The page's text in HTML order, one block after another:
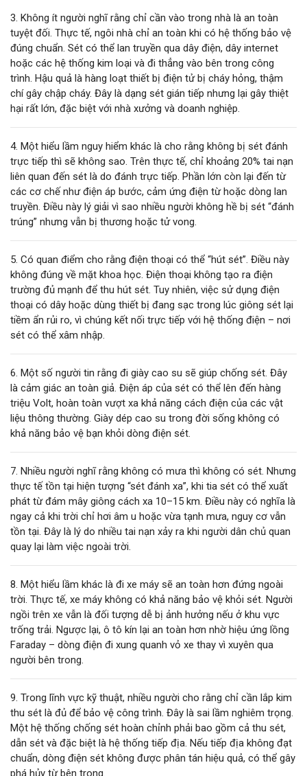
3. Không ít người nghĩ rằng chỉ cần vào trong nhà là an toàn
tuyệt đối. Thực tế, ngôi nhà chỉ an toàn khi có hệ thống bảo vệ
đúng chuẩn. Sét có thể lan truyền qua dây điện, dây internet
hoặc các hệ thống kim loại và đi thẳng vào bên trong công
trình. Hậu quả là hàng loạt thiết bị điện tử bị cháy hỏng, thậm
chí gây chập cháy. Đây là dạng sét gián tiếp nhưng lại gây thiệt
hại rất lớn, đặc biệt với nhà xưởng và doanh nghiệp.
4. Một hiểu lầm nguy hiểm khác là cho rằng không bị sét đánh
trực tiếp thì sẽ không sao. Trên thực tế, chỉ khoảng 20% tai nạn
liên quan đến sét là do đánh trực tiếp. Phần lớn còn lại đến từ
các cơ chế như điện áp bước, cảm ứng điện từ hoặc dòng lan
truyền. Điều này lý giải vì sao nhiều người không hề bị sét “đánh
trúng” nhưng vẫn bị thương hoặc tử vong.
5. Có quan điểm cho rằng điện thoại có thể “hút sét”. Điều này
không đúng về mặt khoa học. Điện thoại không tạo ra điện
trường đủ mạnh để thu hút sét. Tuy nhiên, việc sử dụng điện
thoại có dây hoặc dùng thiết bị đang sạc trong lúc giông sét lại
tiềm ẩn rủi ro, vì chúng kết nối trực tiếp với hệ thống điện – nơi
sét có thể xâm nhập.
6. Một số người tin rằng đi giày cao su sẽ giúp chống sét. Đây
là cảm giác an toàn giả. Điện áp của sét có thể lên đến hàng
triệu Volt, hoàn toàn vượt xa khả năng cách điện của các vật
liệu thông thường. Giày dép cao su trong đời sống không có
khả năng bảo vệ bạn khỏi dòng điện sét.
7. Nhiều người nghĩ rằng không có mưa thì không có sét. Nhưng
thực tế tồn tại hiện tượng “sét đánh xa”, khi tia sét có thể xuất
phát từ đám mây giông cách xa 10–15 km. Điều này có nghĩa là
ngay cả khi trời chỉ hơi âm u hoặc vừa tạnh mưa, nguy cơ vẫn
tồn tại. Đây là lý do nhiều tai nạn xảy ra khi người dân chủ quan
quay lại làm việc ngoài trời.
8. Một hiểu lầm khác là đi xe máy sẽ an toàn hơn đứng ngoài
trời. Thực tế, xe máy không có khả năng bảo vệ khỏi sét. Người
ngồi trên xe vẫn là đối tượng dễ bị ảnh hưởng nếu ở khu vực
trống trải. Ngược lại, ô tô kín lại an toàn hơn nhờ hiệu ứng lồng
Faraday – dòng điện đi xung quanh vỏ xe thay vì xuyên qua
người bên trong.
9. Trong lĩnh vực kỹ thuật, nhiều người cho rằng chỉ cần lắp kim
thu sét là đủ để bảo vệ công trình. Đây là sai lầm nghiêm trọng.
Một hệ thống chống sét hoàn chỉnh phải bao gồm cả thu sét,
dẫn sét và đặc biệt là hệ thống tiếp địa. Nếu tiếp địa không đạt
chuẩn, dòng điện sét không được phân tán hiệu quả, có thể gây
phá hủy từ bên trong.